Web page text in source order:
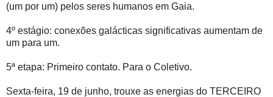
(um por um) pelos seres humanos em Gaia.
4º estágio: conexões galácticas significativas aumentam de
um para um.
5ª etapa: Primeiro contato. Para o Coletivo.
Sexta-feira, 19 de junho, trouxe as energias do TERCEIRO